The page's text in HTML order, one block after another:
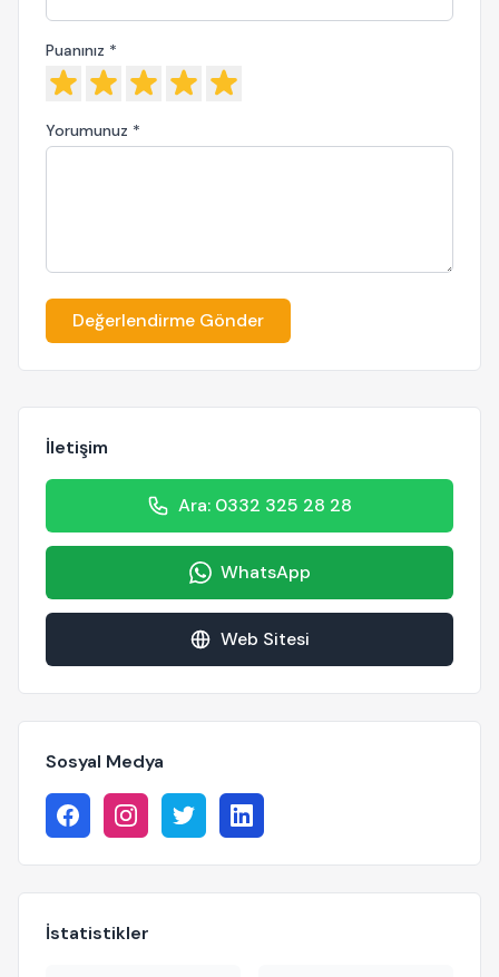
Puanınız *
Yorumunuz *
Değerlendirme Gönder
İletişim
Ara: 0332 325 28 28
WhatsApp
Web Sitesi
Sosyal Medya
İstatistikler